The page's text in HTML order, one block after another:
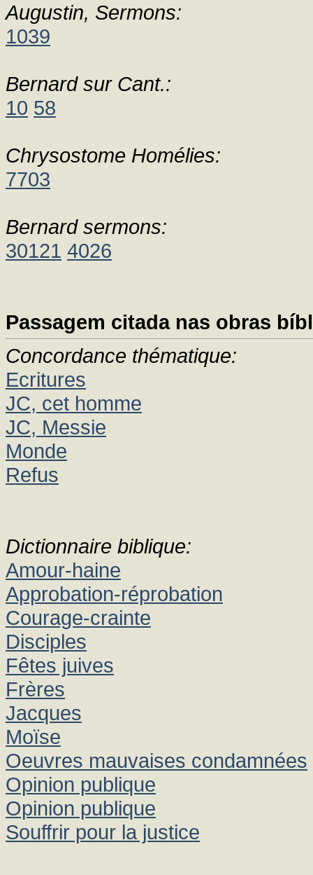
Augustin, Sermons:
1039
Bernard sur Cant.:
10 58
Chrysostome Homélies:
7703
Bernard sermons:
30121 4026
Passagem citada nas obras
Concordance thématique:
Ecritures
JC, cet homme
JC, Messie
Monde
Refus
Dictionnaire biblique:
Amour-haine
Approbation-réprobation
Courage-crainte
Disciples
Fêtes juives
Frères
Jacques
Moïse
Oeuvres mauvaises condamnées
Opinion publique
Opinion publique
Souffrir pour la justice